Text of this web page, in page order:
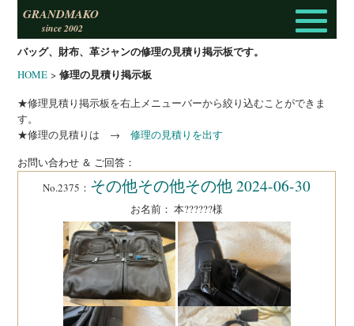
バッグ、財布、革ジャンの修理の見積り掲示板です。
GRANDMAKO
since 2002
HOME >修理の見積り掲示板
★修理見積り掲示板を右上メニューバーから絞り込むことができま
す。
★修理の見積りは →修理の見積りを出す
お問い合わせ ＆ ご回答：
No.2375： その他その他その他 2024-06-30
お名前： 本??????様